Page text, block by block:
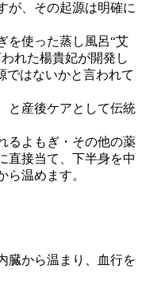
が、その起源は明確に
を使った蒸し風呂“艾
れた楊貴妃が開発し
ではないかと言われて
と産後ケアとして伝統
るよもぎ・その他の薬
直接当て、下半身を中
温めます。
臓から温まり、血行を